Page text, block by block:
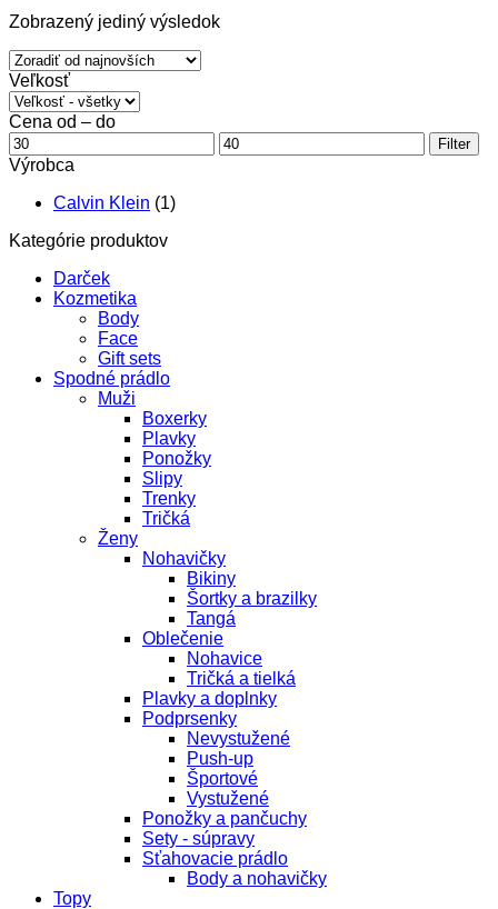
Zobrazený jediný výsledok
Veľkosť
Cena od – do
Minimálna
cena
Maximálna
cena
Filter
Výrobca
Calvin Klein (1)
Kategórie produktov
Darček
Kozmetika
Body
Face
Gift sets
Spodné prádlo
Muži
Boxerky
Plavky
Ponožky
Slipy
Trenky
Tričká
Ženy
Nohavičky
Bikiny
Šortky a brazilky
Tangá
Oblečenie
Nohavice
Tričká a tielká
Plavky a doplnky
Podprsenky
Nevystužené
Push-up
Športové
Vystužené
Ponožky a pančuchy
Sety - súpravy
Sťahovacie prádlo
Body a nohavičky
Topy